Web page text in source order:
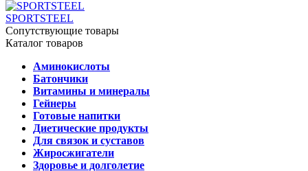
SPORTSTEEL
Сопутствующие товары
Каталог товаров
Аминокислоты
Батончики
Витамины и минералы
Гейнеры
Готовые напитки
Диетические продукты
Для связок и суставов
Жиросжигатели
Здоровье и долголетие